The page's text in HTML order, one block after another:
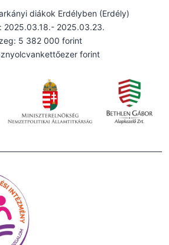
diákok Erdélyben (Erdély)
2025.03.18.- 2025.03.23.
5 382 000 forint
forint